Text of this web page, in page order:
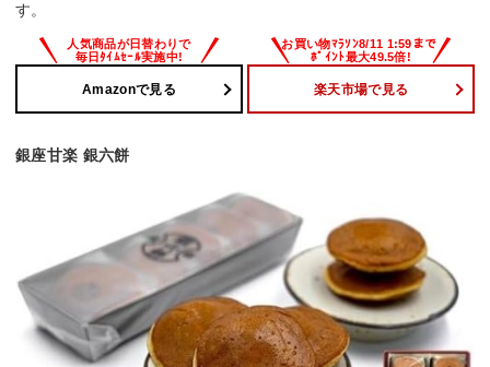
す。
Amazonで見る 楽天市場で見る
銀座甘楽 銀六餅